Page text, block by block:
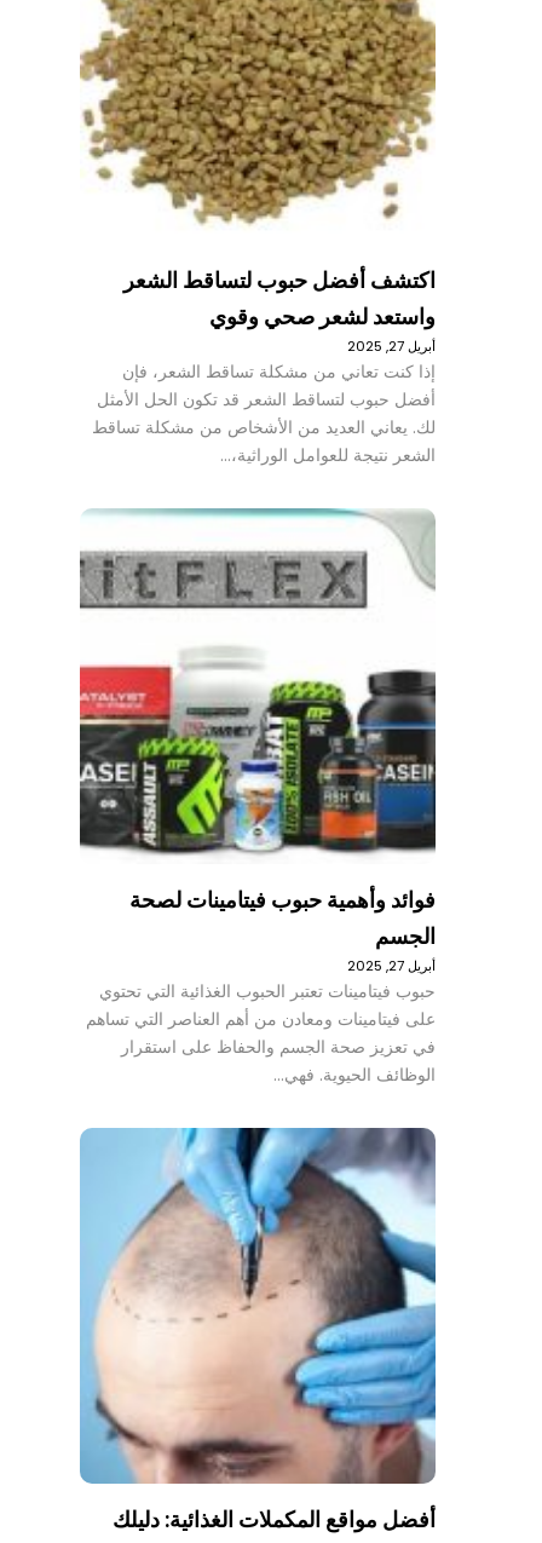
اكتشف أفضل حبوب لتساقط الشعر
واستعد لشعر صحي وقوي
أبريل 27, 2025
إذا كنت تعاني من مشكلة تساقط الشعر، فإن
أفضل حبوب لتساقط الشعر قد تكون الحل الأمثل
لك. يعاني العديد من الأشخاص من مشكلة تساقط
الشعر نتيجة للعوامل الوراثية،…
فوائد وأهمية حبوب فيتامينات لصحة
الجسم
أبريل 27, 2025
حبوب فيتامينات تعتبر الحبوب الغذائية التي تحتوي
على فيتامينات ومعادن من أهم العناصر التي تساهم
في تعزيز صحة الجسم والحفاظ على استقرار
الوظائف الحيوية. فهي…
أفضل مواقع المكملات الغذائية: دليلك